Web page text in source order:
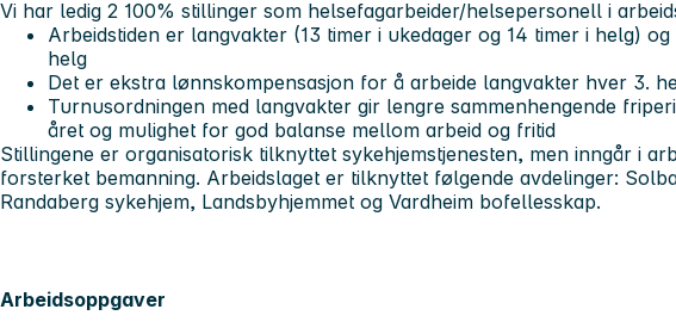
Vi har ledig 2 100% stillinger som helsefagarbeider/helsepersonell i
Arbeidstiden er langvakter (13 timer i ukedager og 14 timer i helg)
helg
Det er ekstra lønnskompensasjon for å arbeide langvakter hver 3.
Turnusordningen med langvakter gir lengre sammenhengende
året og mulighet for god balanse mellom arbeid og fritid
Stillingene er organisatorisk tilknyttet sykehjemstjenesten, men inngår i
forsterket bemanning. Arbeidslaget er tilknyttet følgende avdelinger:
Randaberg sykehjem, Landsbyhjemmet og Vardheim bofellesskap.
Arbeidsoppgaver